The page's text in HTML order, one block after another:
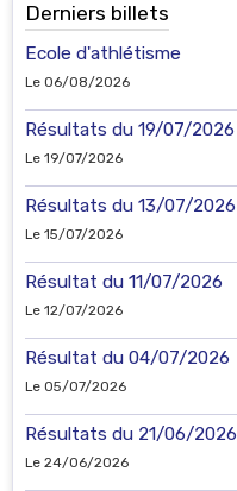
Derniers billets
Ecole d'athlétisme
Le 06/08/2026
Résultats du 19/07/2026
Le 19/07/2026
Résultats du 13/07/2026
Le 15/07/2026
Résultat du 11/07/2026
Le 12/07/2026
Résultat du 04/07/2026
Le 05/07/2026
Résultats du 21/06/2026
Le 24/06/2026